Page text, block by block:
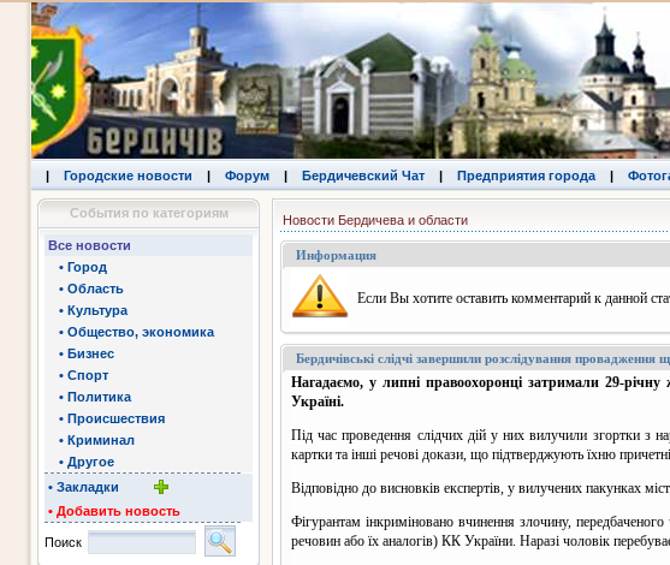
| Городские новости | Форум | Бердичевский Чат | Предприятия города |
События по категориям
Все новости
• Город
• Область
• Культура
• Общество, экономика
• Бизнес
• Спорт
• Политика
• Происшествия
• Криминал
• Другое
• Закладки
• Добавить новость
Поиск
Новости Бердичева и области
Информация
Eсли Вы хотите оставить комментарий к данной
Бердичівські слідчі завершили розслідування провадження
Нагадаємо, у липні правоохоронці затримали 29-
Україні.
Під час проведення слідчих дій у них вилучили згортки з
картки та інші речові докази, що підтверджують їхню
Відповідно до висновків експертів, у вилучених пакунках
Фігурантам інкриміновано вчинення злочину,
речовин або їх аналогів) КК України. Наразі чоловік